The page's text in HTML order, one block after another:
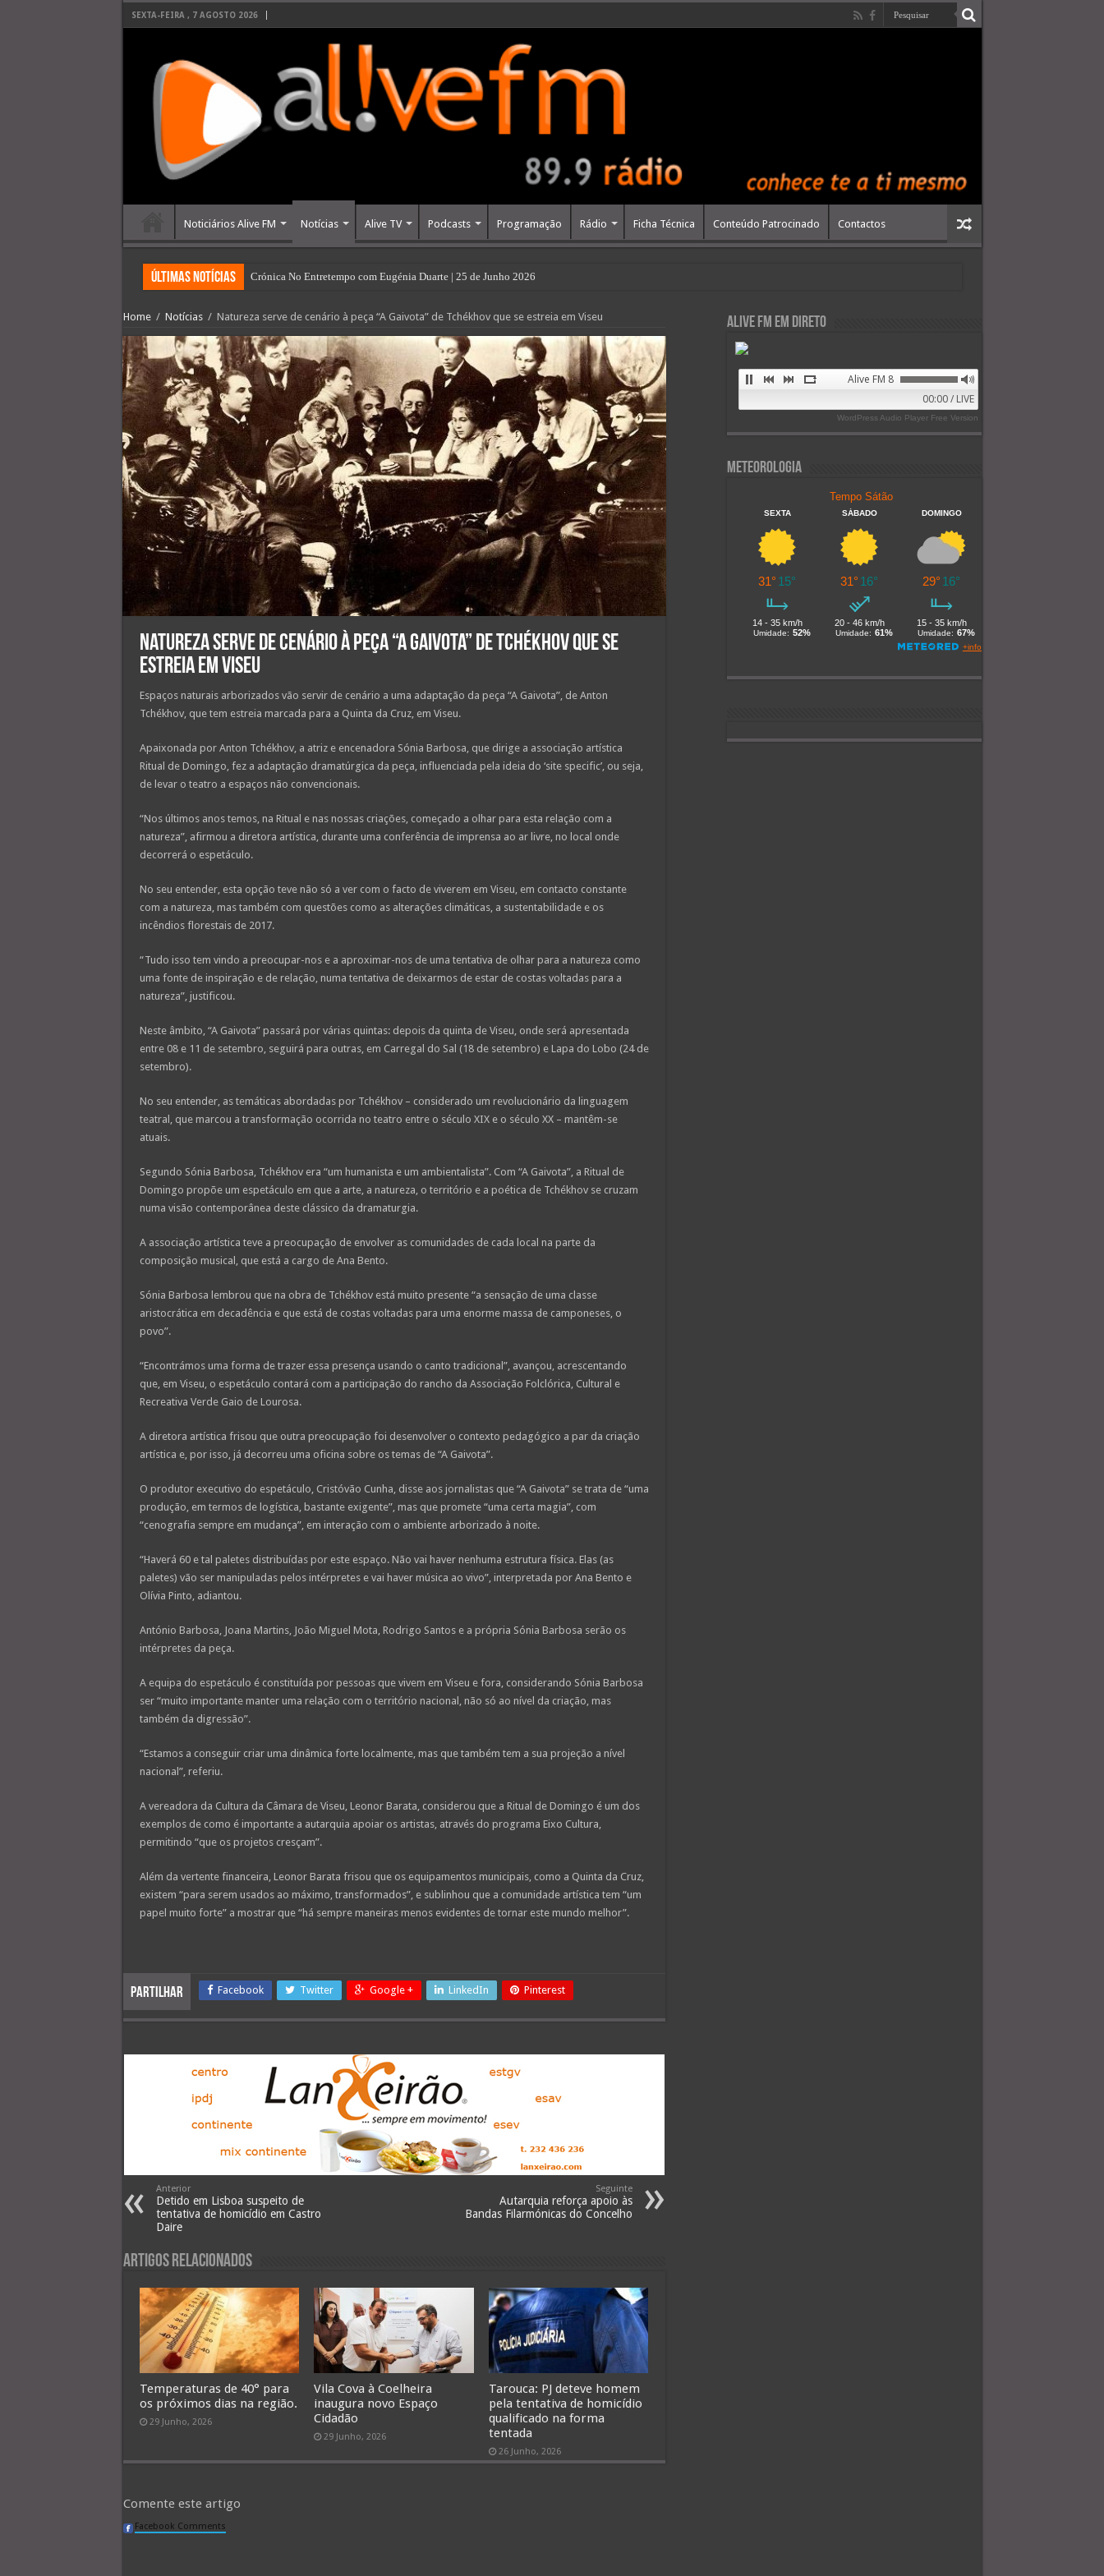
SEXTA-FEIRA , 7 AGOSTO 2026
Noticiários Alive FM Notícias Alive TV Podcasts Programação Rádio Ficha Técnica Conteúdo Patrocinado Contactos
últimas Notícias Crónica No Entretempo com Eugénia Duarte | 25 de Junho 2026
Home / Notícias / Natureza serve de cenário à peça “A Gaivota” de Tchékhov que se estreia em Viseu
Natureza serve de cenário à peça “A Gaivota” de Tchékhov que se
estreia em Viseu
Espaços naturais arborizados vão servir de cenário a uma adaptação da peça “A Gaivota”, de Anton
Tchékhov, que tem estreia marcada para a Quinta da Cruz, em Viseu.
Apaixonada por Anton Tchékhov, a atriz e encenadora Sónia Barbosa, que dirige a associação artística
Ritual de Domingo, fez a adaptação dramatúrgica da peça, influenciada pela ideia do ‘site specific’, ou seja,
de levar o teatro a espaços não convencionais.
“Nos últimos anos temos, na Ritual e nas nossas criações, começado a olhar para esta relação com a
natureza”, afirmou a diretora artística, durante uma conferência de imprensa ao ar livre, no local onde
decorrerá o espetáculo.
No seu entender, esta opção teve não só a ver com o facto de viverem em Viseu, em contacto constante
com a natureza, mas também com questões como as alterações climáticas, a sustentabilidade e os
incêndios florestais de 2017.
“Tudo isso tem vindo a preocupar-nos e a aproximar-nos de uma tentativa de olhar para a natureza como
uma fonte de inspiração e de relação, numa tentativa de deixarmos de estar de costas voltadas para a
natureza”, justificou.
Neste âmbito, “A Gaivota” passará por várias quintas: depois da quinta de Viseu, onde será apresentada
entre 08 e 11 de setembro, seguirá para outras, em Carregal do Sal (18 de setembro) e Lapa do Lobo (24 de
setembro).
No seu entender, as temáticas abordadas por Tchékhov – considerado um revolucionário da linguagem
teatral, que marcou a transformação ocorrida no teatro entre o século XIX e o século XX – mantêm-se
atuais.
Segundo Sónia Barbosa, Tchékhov era “um humanista e um ambientalista”. Com “A Gaivota”, a Ritual de
Domingo propõe um espetáculo em que a arte, a natureza, o território e a poética de Tchékhov se cruzam
numa visão contemporânea deste clássico da dramaturgia.
A associação artística teve a preocupação de envolver as comunidades de cada local na parte da
composição musical, que está a cargo de Ana Bento.
Sónia Barbosa lembrou que na obra de Tchékhov está muito presente “a sensação de uma classe
aristocrática em decadência e que está de costas voltadas para uma enorme massa de camponeses, o
povo”.
“Encontrámos uma forma de trazer essa presença usando o canto tradicional”, avançou, acrescentando
que, em Viseu, o espetáculo contará com a participação do rancho da Associação Folclórica, Cultural e
Recreativa Verde Gaio de Lourosa.
A diretora artística frisou que outra preocupação foi desenvolver o contexto pedagógico a par da criação
artística e, por isso, já decorreu uma oficina sobre os temas de “A Gaivota”.
O produtor executivo do espetáculo, Cristóvão Cunha, disse aos jornalistas que “A Gaivota” se trata de “uma
produção, em termos de logística, bastante exigente”, mas que promete “uma certa magia”, com
“cenografia sempre em mudança”, em interação com o ambiente arborizado à noite.
“Haverá 60 e tal paletes distribuídas por este espaço. Não vai haver nenhuma estrutura física. Elas (as
paletes) vão ser manipuladas pelos intérpretes e vai haver música ao vivo”, interpretada por Ana Bento e
Olívia Pinto, adiantou.
António Barbosa, Joana Martins, João Miguel Mota, Rodrigo Santos e a própria Sónia Barbosa serão os
intérpretes da peça.
A equipa do espetáculo é constituída por pessoas que vivem em Viseu e fora, considerando Sónia Barbosa
ser “muito importante manter uma relação com o território nacional, não só ao nível da criação, mas
também da digressão”.
“Estamos a conseguir criar uma dinâmica forte localmente, mas que também tem a sua projeção a nível
nacional”, referiu.
A vereadora da Cultura da Câmara de Viseu, Leonor Barata, considerou que a Ritual de Domingo é um dos
exemplos de como é importante a autarquia apoiar os artistas, através do programa Eixo Cultura,
permitindo “que os projetos cresçam”.
Além da vertente financeira, Leonor Barata frisou que os equipamentos municipais, como a Quinta da Cruz,
existem “para serem usados ao máximo, transformados”, e sublinhou que a comunidade artística tem “um
papel muito forte” a mostrar que “há sempre maneiras menos evidentes de tornar este mundo melhor”.
Partilhar Facebook Twitter Google + LinkedIn Pinterest
Anterior
Detido em Lisboa suspeito de
tentativa de homicídio em Castro
Daire
Seguinte
Autarquia reforça apoio às
Bandas Filarmónicas do Concelho
Artigos Relacionados
Temperaturas de 40° para
os próximos dias na região.
29 Junho, 2026
Vila Cova à Coelheira
inaugura novo Espaço
Cidadão
29 Junho, 2026
Tarouca: PJ deteve homem
pela tentativa de homicídio
qualificado na forma
tentada
26 Junho, 2026
Comente este artigo
Facebook Comments
Alive FM em Direto
Alive FM 89.9
00:00 / LIVE
WordPress Audio Player Free Version
Meteorologia